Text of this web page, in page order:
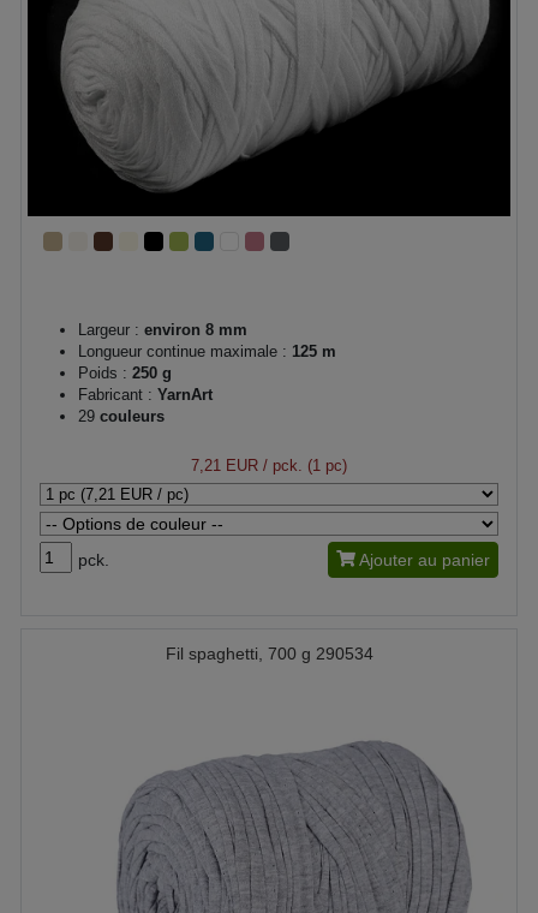
Largeur : environ 8 mm
Longueur continue maximale : 125 m
Poids : 250 g
Fabricant : YarnArt
29 couleurs
7,21 EUR / pck. (1 pc)
pck. Ajouter au panier
Fil spaghetti, 700 g 290534